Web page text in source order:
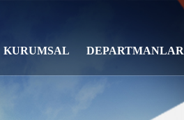
KURUMSAL DEPARTMANLAR